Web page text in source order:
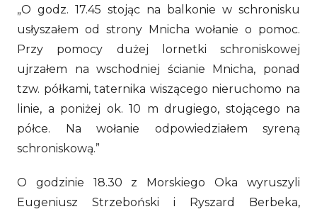
„O godz. 17.45 stojąc na balkonie w schronisku
usłyszałem od strony Mnicha wołanie o pomoc.
Przy pomocy dużej lornetki schroniskowej
ujrzałem na wschodniej ścianie Mnicha, ponad
tzw. półkami, taternika wiszącego nieruchomo na
linie, a poniżej ok. 10 m drugiego, stojącego na
półce. Na wołanie odpowiedziałem syreną
schroniskową.”
O godzinie 18.30 z Morskiego Oka wyruszyli
Eugeniusz Strzeboński i Ryszard Berbeka,